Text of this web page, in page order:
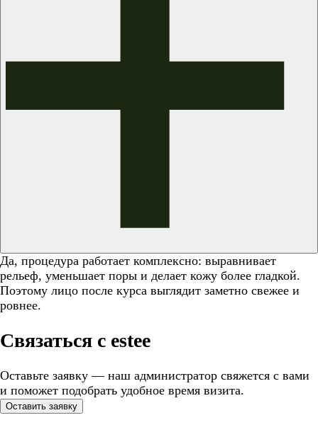
Да, процедура работает комплексно: выравнивает
рельеф, уменьшает поры и делает кожу более гладкой.
Поэтому лицо после курса выглядит заметно свежее и
ровнее.
Связаться с estee
Оставьте заявку — наш администратор свяжется с вами
и поможет подобрать удобное время визита.
Оставить заявку